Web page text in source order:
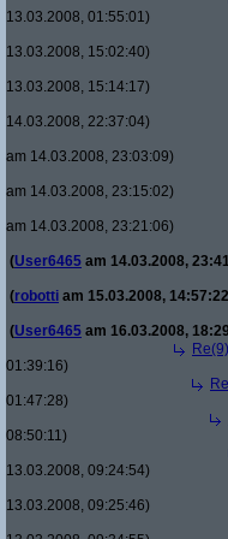
13.03.2008, 01:55:01)
13.03.2008, 15:02:40)
13.03.2008, 15:14:17)
14.03.2008, 22:37:04)
am 14.03.2008, 23:03:09)
am 14.03.2008, 23:15:02)
am 14.03.2008, 23:21:06)
(User6465 am 14.03.2008,
(robotti am 15.03.2008,
(User6465 am 16.03.2008,
01:39:16)
01:47:28)
08:50:11)
13.03.2008, 09:24:54)
13.03.2008, 09:25:46)